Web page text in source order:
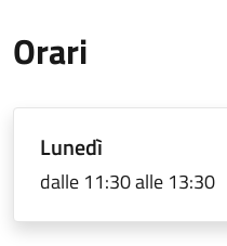
Orari
Lunedì
dalle 11:30 alle 13:30